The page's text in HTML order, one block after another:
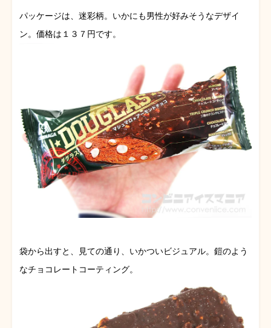
パッケージは、迷彩柄。いかにも男性が好みそうなデザイ
ン。価格は１３７円です。
袋から出すと、見ての通り、いかついビジュアル。鎧のよう
なチョコレートコーティング。